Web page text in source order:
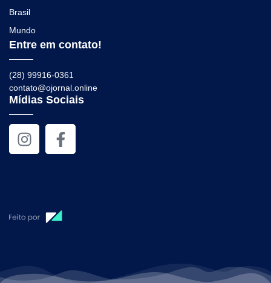
Brasil
Mundo
Entre em contato!
(28) 99916-0361
contato@ojornal.online
Mídias Sociais